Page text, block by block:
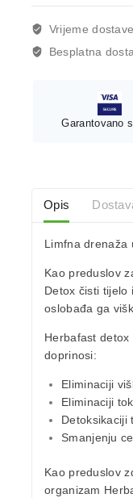
Vrijeme
Besplatna
Garantovano
Opis
Limfna drenaža
Kao preduslov
Detox čisti tijelo i
oslobađa ga
Herbafast detox
doprinosi:
Eliminaciji
Eliminaciji
Detoksikaciji
Smanjenju
Kao preduslov
organizam